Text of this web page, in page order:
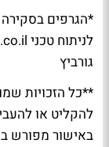
*הגרפים
גורביץ
**כל הזכויות
להקליט או
באישור מפורש